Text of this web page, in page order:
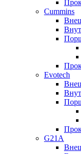
Cummins
Evotech
G21A